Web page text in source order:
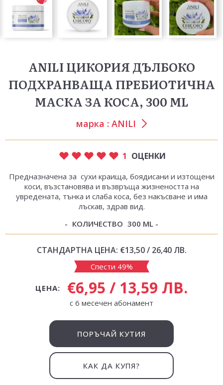
ANILI ЦИКОРИЯ ДЪЛБОКО
ПОДХРАНВАЩА ПРЕБИОТИЧНА
МАСКА ЗА КОСА, 300 ML
марка : ANILI
1 ОЦЕНКИ
Предназначена за сухи краища, боядисани и изтощени
коси, възстановява и възвръща жизнеността на
увредената, тънка и слаба коса, без накъсване и има
лъскав, здрав вид.
КОЛИЧЕСТВО 300 ML
СТАНДАРТНА ЦЕНА: €13,50 / 26,40 ЛВ.
Спести 49%
ЦЕНА: €6,95 / 13,59 ЛВ.
с 6 месечен абонамент
ПОРЪЧАЙ КУТИЯ
КАК ДА КУПЯ?